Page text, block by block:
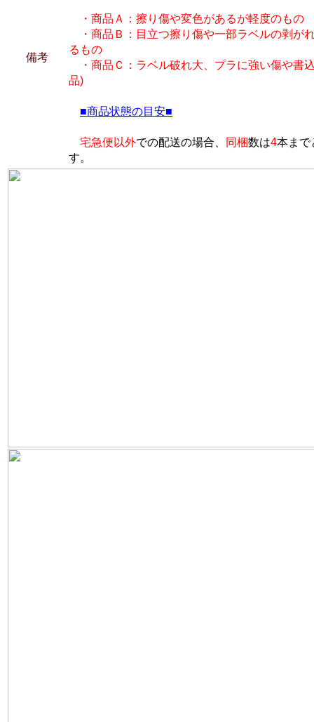
備考
・商品Ａ：擦り傷や変色があるが軽度のもの
・商品Ｂ：目立つ擦り傷や一部ラベルの剥が
るもの
・商品Ｃ：ラベル破れ大、プラに強い傷や書
品)
■商品状態の目安■
宅急便以外での配送の場合、 同梱数は4本まで
す。